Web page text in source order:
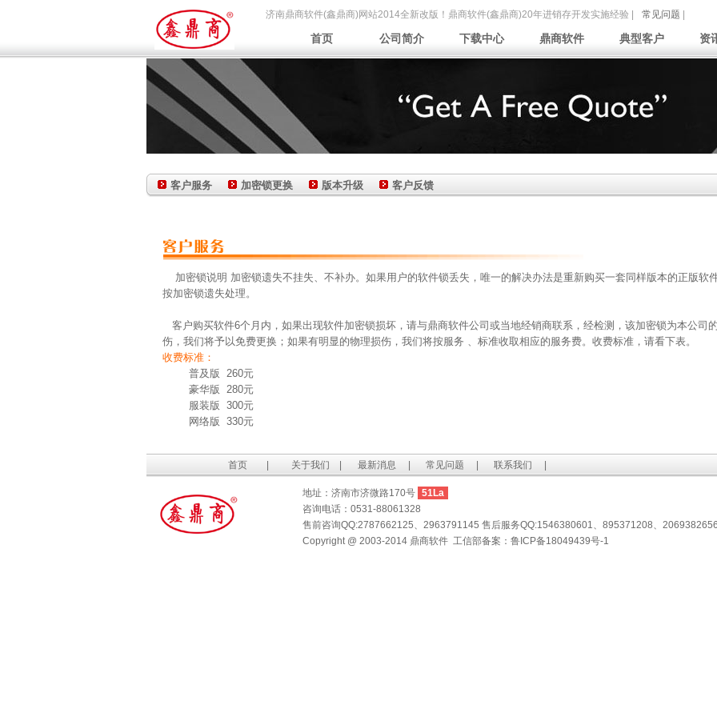
济南鼎商软件(鑫鼎商)网站2014全新改版！鼎商软件(鑫鼎商)20年进销存开发实施经验 | 常见问题
首页 公司简介 下载中心 鼎商软件 典型客户 资
客户服务 加密锁更换 版本升级 客户反馈
加密锁说明 加密锁遗失不挂失、不补办。如果用户的软件锁丢失，唯一的解决办法是重新购买一套同样版本的正版软
按加密锁遗失处理。
客户购买软件6个月内，如果出现软件加密锁损坏，请与鼎商软件公司或当地经销商联系，经检测，该加密锁为本公司
伤，我们将予以免费更换；如果有明显的物理损伤，我们将按服务 、标准收取相应的服务费。收费标准，请看下表。
收费标准：
普及版 260元
豪华版 280元
服装版 300元
网络版 330元
首页 关于我们 最新消息 常见问题 联系我们
地址：济南市济微路170号
51La
咨询电话：0531-88061328
售前咨询QQ:2787662125、2963791145 售后服务QQ:1546380601、895371208、
Copyright @ 2003-2014 鼎商软件 工信部备案： 鲁ICP备18049439号-1